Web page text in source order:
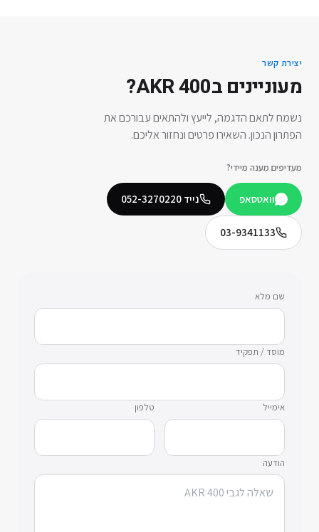
יצירת קשר
מעוניינים בAKR 400
?
נשמח לתאם הדגמה, לייעץ ולהתאים עבורכם את
הפתרון הנכון. השאירו פרטים ונחזור אליכם.
מעדיפים מענה מיידי?
וואטסאפ נייד 052-3270220
03-9341133
שם מלא
מוסד / תפקיד
אימייל טלפון
הודעה